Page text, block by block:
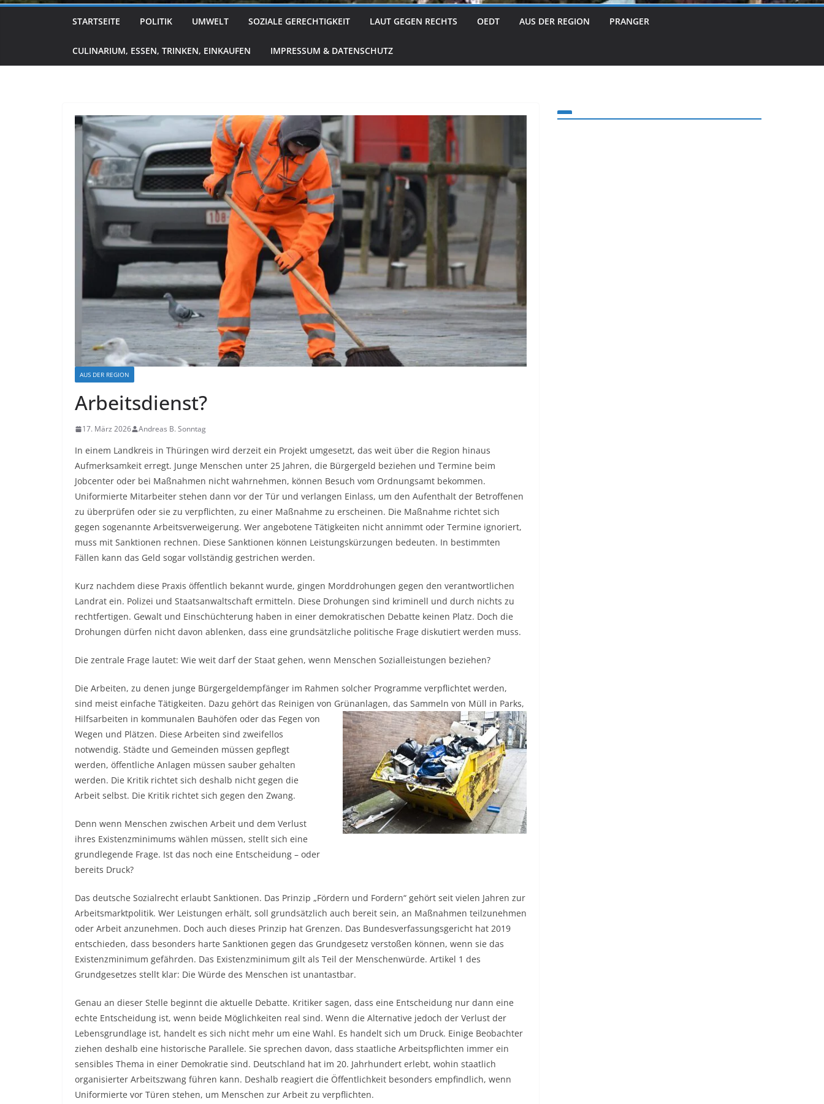
STARTSEITE POLITIK UMWELT SOZIALE GERECHTIGKEIT LAUT GEGEN RECHTS OEDT AUS DER REGION PRANGER
CULINARIUM, ESSEN, TRINKEN, EINKAUFEN IMPRESSUM & DATENSCHUTZ
AUS DER REGION
Arbeitsdienst?
17. März 2026 Andreas B. Sonntag
In einem Landkreis in Thüringen wird derzeit ein Projekt umgesetzt, das weit über die Region hinaus
Aufmerksamkeit erregt. Junge Menschen unter 25 Jahren, die Bürgergeld beziehen und Termine beim
Jobcenter oder bei Maßnahmen nicht wahrnehmen, können Besuch vom Ordnungsamt bekommen.
Uniformierte Mitarbeiter stehen dann vor der Tür und verlangen Einlass, um den Aufenthalt der Betroffenen
zu überprüfen oder sie zu verpflichten, zu einer Maßnahme zu erscheinen. Die Maßnahme richtet sich
gegen sogenannte Arbeitsverweigerung. Wer angebotene Tätigkeiten nicht annimmt oder Termine ignoriert,
muss mit Sanktionen rechnen. Diese Sanktionen können Leistungskürzungen bedeuten. In bestimmten
Fällen kann das Geld sogar vollständig gestrichen werden.
Kurz nachdem diese Praxis öffentlich bekannt wurde, gingen Morddrohungen gegen den verantwortlichen
Landrat ein. Polizei und Staatsanwaltschaft ermitteln. Diese Drohungen sind kriminell und durch nichts zu
rechtfertigen. Gewalt und Einschüchterung haben in einer demokratischen Debatte keinen Platz. Doch die
Drohungen dürfen nicht davon ablenken, dass eine grundsätzliche politische Frage diskutiert werden muss.
Die zentrale Frage lautet: Wie weit darf der Staat gehen, wenn Menschen Sozialleistungen beziehen?
Die Arbeiten, zu denen junge Bürgergeldempfänger im Rahmen solcher Programme verpflichtet werden,
sind meist einfache Tätigkeiten. Dazu gehört das Reinigen von Grünanlagen, das Sammeln von Müll in Parks,
Hilfsarbeiten in kommunalen Bauhöfen oder das Fegen von
Wegen und Plätzen. Diese Arbeiten sind zweifellos
notwendig. Städte und Gemeinden müssen gepflegt
werden, öffentliche Anlagen müssen sauber gehalten
werden. Die Kritik richtet sich deshalb nicht gegen die
Arbeit selbst. Die Kritik richtet sich gegen den Zwang.
Denn wenn Menschen zwischen Arbeit und dem Verlust
ihres Existenzminimums wählen müssen, stellt sich eine
grundlegende Frage. Ist das noch eine Entscheidung – oder
bereits Druck?
Das deutsche Sozialrecht erlaubt Sanktionen. Das Prinzip „Fördern und Fordern“ gehört seit vielen Jahren zur
Arbeitsmarktpolitik. Wer Leistungen erhält, soll grundsätzlich auch bereit sein, an Maßnahmen teilzunehmen
oder Arbeit anzunehmen. Doch auch dieses Prinzip hat Grenzen. Das Bundesverfassungsgericht hat 2019
entschieden, dass besonders harte Sanktionen gegen das Grundgesetz verstoßen können, wenn sie das
Existenzminimum gefährden. Das Existenzminimum gilt als Teil der Menschenwürde. Artikel 1 des
Grundgesetzes stellt klar: Die Würde des Menschen ist unantastbar.
Genau an dieser Stelle beginnt die aktuelle Debatte. Kritiker sagen, dass eine Entscheidung nur dann eine
echte Entscheidung ist, wenn beide Möglichkeiten real sind. Wenn die Alternative jedoch der Verlust der
Lebensgrundlage ist, handelt es sich nicht mehr um eine Wahl. Es handelt sich um Druck. Einige Beobachter
ziehen deshalb eine historische Parallele. Sie sprechen davon, dass staatliche Arbeitspflichten immer ein
sensibles Thema in einer Demokratie sind. Deutschland hat im 20. Jahrhundert erlebt, wohin staatlich
organisierter Arbeitszwang führen kann. Deshalb reagiert die Öffentlichkeit besonders empfindlich, wenn
Uniformierte vor Türen stehen, um Menschen zur Arbeit zu verpflichten.